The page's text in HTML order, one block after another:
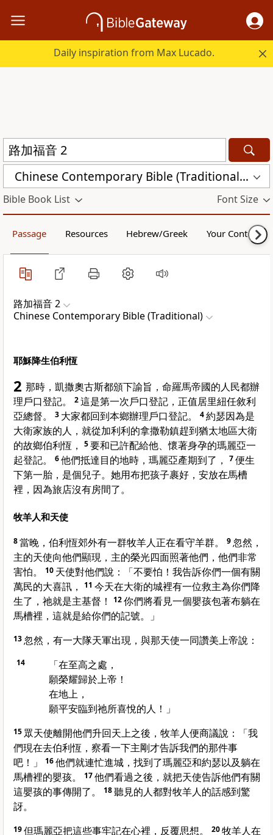
Daily inspiration from Max Lucado.
Chinese Contemporary Bible (Traditional) (CCBT)
Bible Book List Font Size
Passage Resources Hebrew/Greek Your Content
路加福音 2
Chinese Contemporary Bible (Traditional)
耶穌降生伯利恆
2 那時，凱撒奧古斯都頒下諭旨，命羅馬帝國的人民都辦
理戶口登記。
2這是第一次戶口登記，正值居里紐任敘利
亞總督。
3 大家都回到本鄉辦理戶口登記。 4約瑟因為是
大衛家族的人，就從加利利的拿撒勒鎮趕到猶太地區大衛
的故鄉伯利恆，
5要和已許配給他、懷著身孕的瑪麗亞一
起登記。
6他們抵達目的地時，瑪麗亞產期到了， 7便生
下第一胎，是個兒子。她用布把孩子裹好，安放在馬槽
裡，因為旅店沒有房間了。
牧羊人和天使
8當晚，伯利恆郊外有一群牧羊人正在看守羊群。 9忽然，
主的天使向他們顯現，主的榮光四面照著他們，他們非常
害怕。
10 天使對他們說：「不要怕！我告訴你們一個有關
萬民的大喜訊，
11 今天在大衛的城裡有一位救主為你們降
生了，祂就是主基督！
12你們將看見一個嬰孩包著布躺在
馬槽裡，這就是給你們的記號。」
13忽然，有一大隊天軍出現，與那天使一同讚美上帝說：
14
「在至高之處，
願榮耀歸於上帝！
在地上，
願平安臨到祂所喜悅的人！」
15 眾天使離開他們升回天上之後，牧羊人便商議說：「我
們現在去伯利恆，察看一下主剛才告訴我們的那件事
吧！」
16他們就連忙進城，找到了瑪麗亞和約瑟以及躺在
馬槽裡的嬰孩。
17他們看過之後，就把天使告訴他們有關
這嬰孩的事傳開了。
18聽見的人都對牧羊人的話感到驚
訝。
19但瑪麗亞把這些事牢記在心裡，反覆思想。 20牧羊人在